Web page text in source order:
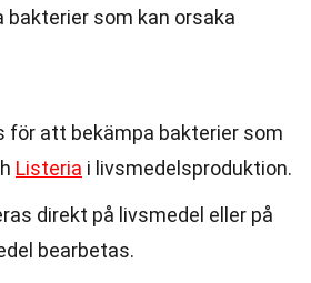
bakterier som kan orsaka
för att bekämpa bakterier som
Listeria i livsmedelsproduktion.
direkt på livsmedel eller på
bearbetas.